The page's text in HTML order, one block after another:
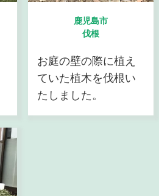
鹿児島市
伐根
お庭の壁の際に植え
ていた植木を伐根い
たしました。